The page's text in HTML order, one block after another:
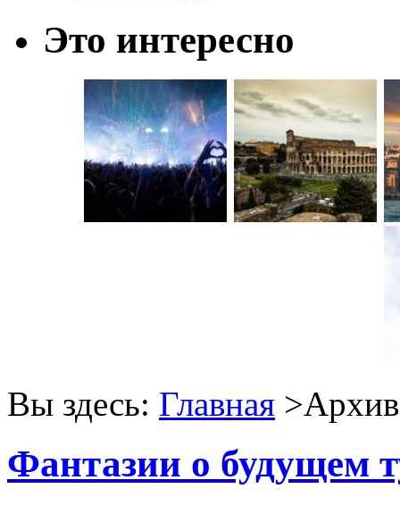
Это интересно
Вы здесь: Главная >Архив
Фантазии о будущем